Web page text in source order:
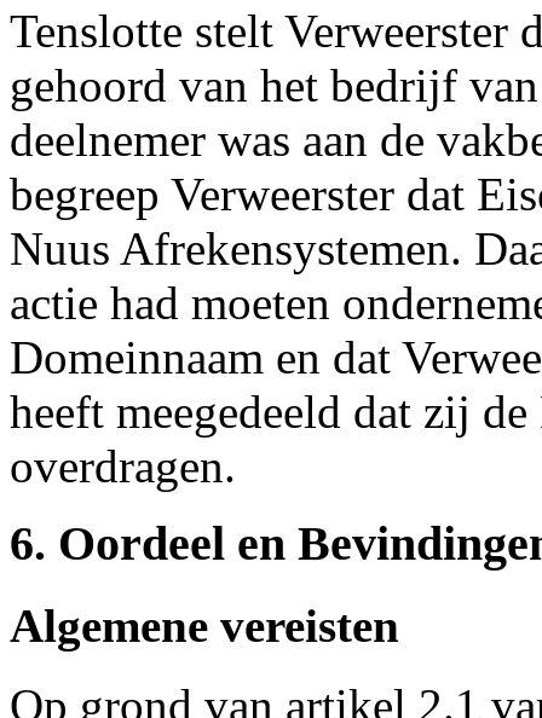
Tenslotte stelt Verweerster
gehoord van het bedrijf
deelnemer was aan de
begreep Verweerster dat
Nuus Afrekensystemen.
actie had moeten
Domeinnaam en dat
heeft meegedeeld dat zij
overdragen.
6. Oordeel en
Algemene vereisten
Op grond van artikel 2.1